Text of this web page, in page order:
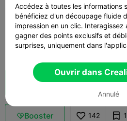
0.2mm layer, 2
 07h 42m 
Découpes Ouvrir
Booster 142
Accédez à toutes les informations
bénéficiez d'un découpage fluide
impression en un clic. Interagissez
gagner des points exclusifs et
surprises, uniquement dans
Ouvrir dans
Annulé